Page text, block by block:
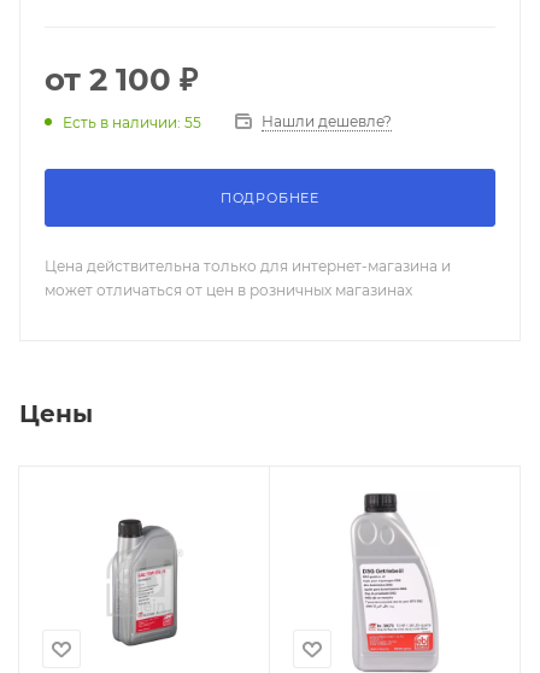
от 2 100 ₽
Есть в наличии: 55 Нашли дешевле?
ПОДРОБНЕЕ
Цена действительна только для интернет-магазина и
может отличаться от цен в розничных магазинах
Цены